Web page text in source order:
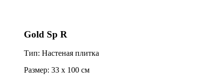
Gold Sp R
Тип: Настеная плитка
Размер: 33 x 100 см